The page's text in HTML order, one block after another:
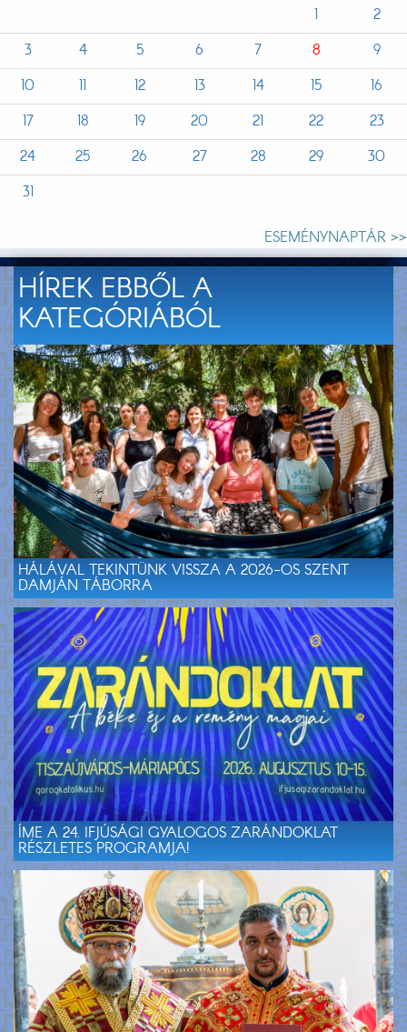
1
2
3
4 5 6 7 8
9
10
11 12 13 14 15
16
17
18 19 20 21 22
23
24
25 26 27 28 29
30
31
ESEMÉNYNAPTÁR >>
HÍREK EBBŐL A
KATEGÓRIÁBÓL
HÁLÁVAL TEKINTÜNK VISSZA A 2026-OS SZENT
DAMJÁN TÁBORRA
ÍME A 24. IFJÚSÁGI GYALOGOS ZARÁNDOKLAT
RÉSZLETES PROGRAMJA!